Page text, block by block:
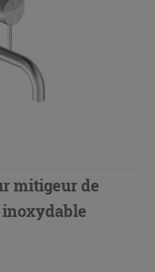
mitigeur de